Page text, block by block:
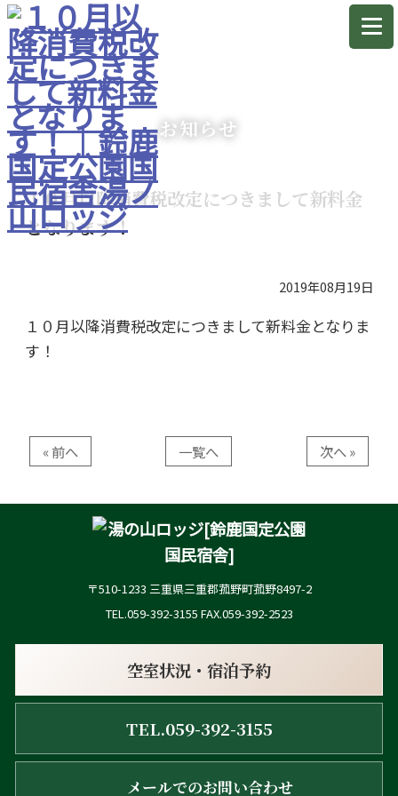
お知らせ
１０月以降消費税改定につきまして新料金
となります！
2019年08月19日
１０月以降消費税改定につきまして新料金となりま
す！
« 前へ 一覧へ 次へ »
〒510-1233 三重県三重郡菰野町菰野8497-2
TEL.059-392-3155 FAX.059-392-2523
空室状況・宿泊予約
TEL.059-392-3155
メールでのお問い合わせ